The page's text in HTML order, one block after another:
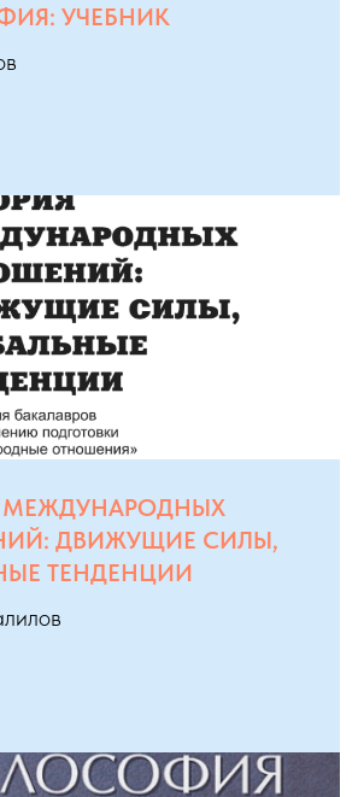
УЧЕБНИК
МЕЖДУНАРОДНЫХ
ДВИЖУЩИЕ СИЛЫ,
ТЕНДЕНЦИИ